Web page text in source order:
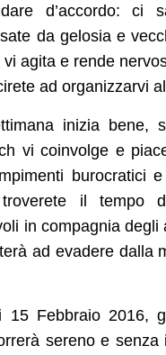
d’accordo: ci
da gelosia e
agita e rende
ad organizzarvi
inizia bene,
vi coinvolge e
burocratici
il tempo
in compagnia degli
ad evadere dalla
15 Febbraio 2016,
sereno e senza